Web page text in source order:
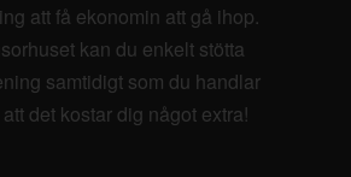
att få ekonomin att gå ihop.
kan du enkelt stötta
samtidigt som du handlar
det kostar dig något extra!